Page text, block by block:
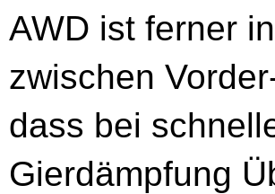
AWD ist ferner
zwischen
dass bei
Gierdämpfung